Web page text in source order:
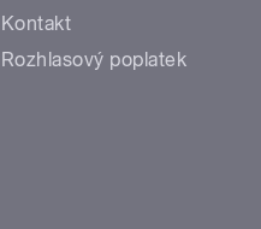
Kontakt
Rozhlasový poplatek